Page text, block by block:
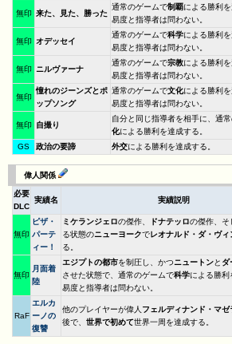
無印 来た、見た、勝った
通常のゲームで制覇による勝利
易度と指導者は問わない。
無印 オデッセイ
通常のゲームで科学による勝利
易度と指導者は問わない。
無印 ニルヴァーナ
通常のゲームで宗教による勝利
易度と指導者は問わない。
無印
憧れのジーンズとポ
ップソング
通常のゲームで文化による勝利
易度と指導者は問わない。
無印 自撮り
自分と同じ指導者を相手に、通
化による勝利を達成する。
GS 政治の要諦 外交による勝利を達成する。
偉人関係
必要
DLC
実績名 実績説明
無印
ピザ・
パーテ
ィー！
ミケランジェロの傑作、 ドナテッロの傑作、そ
る状態のニューヨークでレオナルド・ダ・ヴィ
る。
無印
月面着
陸
エジプトの都市を制圧し、かつニュートンと ダ
させた状態で、通常のゲームで科学による勝
易度と指導者は問わない。
RaF
エルカ
ーノの
復讐
他のプレイヤーが偉人 フェルディナンド・マゼ
後で、 世界で初めて世界一周を達成する。